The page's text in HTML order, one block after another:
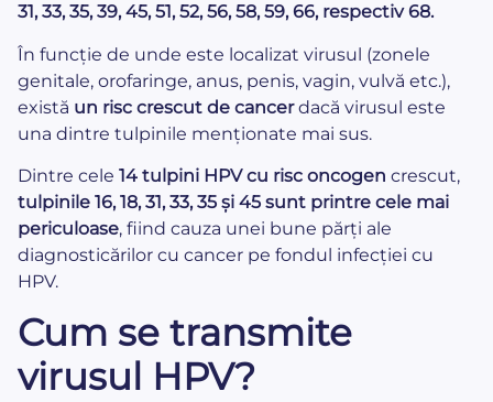
31, 33, 35, 39, 45, 51, 52, 56, 58, 59, 66, respectiv 68.
În funcție de unde este localizat virusul (zonele
genitale, orofaringe, anus, penis, vagin, vulvă etc.),
există un risc crescut de cancerdacă virusul este
una dintre tulpinile menționate mai sus.
Dintre cele 14 tulpini HPV cu risc oncogen crescut,
tulpinile 16, 18, 31, 33, 35 și 45 sunt printre cele mai
periculoase, fiind cauza unei bune părți ale
diagnosticărilor cu cancer pe fondul infecției cu
HPV.
Cum se transmite
virusul HPV?